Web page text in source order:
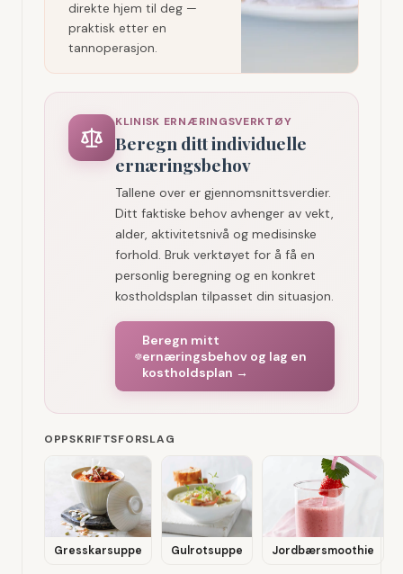
direkte hjem til deg —
praktisk etter en
tannoperasjon.
KLINISK ERNÆRINGSVERKTØY
Beregn ditt individuelle
ernæringsbehov
Tallene over er gjennomsnittsverdier.
Ditt faktiske behov avhenger av vekt,
alder, aktivitetsnivå og medisinske
forhold. Bruk verktøyet for å få en
personlig beregning og en konkret
kostholdsplan tilpasset din situasjon.
Beregn mitt
ernæringsbehov og lag en
kostholdsplan →
OPPSKRIFTSFORSLAG
Gresskarsuppe Gulrotsuppe Jordbærsmoothie